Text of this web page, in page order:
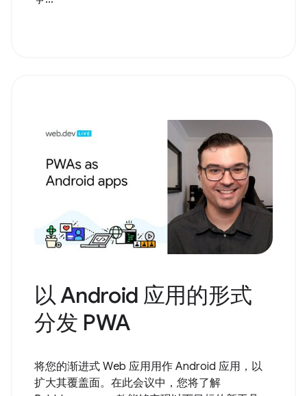
以 Android 应用的形式
分发 PWA
将您的渐进式 Web 应用用作 Android 应用，以
扩大其覆盖面。在此会议中，您将了解